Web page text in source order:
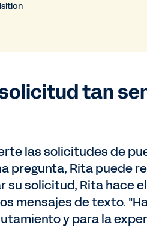
tan
las solicitudes de
pregunta, Rita puede
su solicitud, Rita hace
mensajes de texto.
y para la